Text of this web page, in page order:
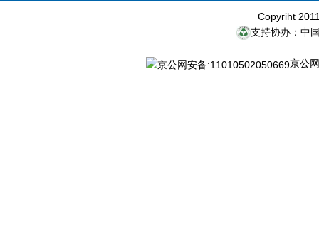
Copyriht
支持协办：中
京公